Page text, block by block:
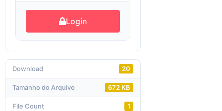
Login
Download 20
Tamanho do Arquivo 672 KB
File Count 1